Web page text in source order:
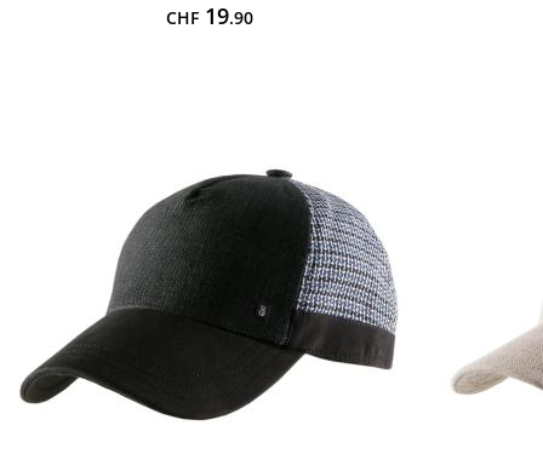
CHF19.90